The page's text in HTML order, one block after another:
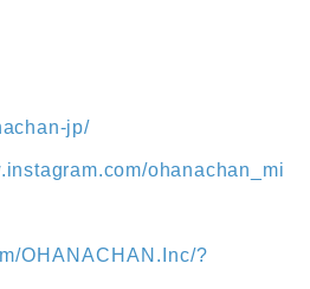
jp/
ohanachan_mi
OHANACHAN.Inc/?